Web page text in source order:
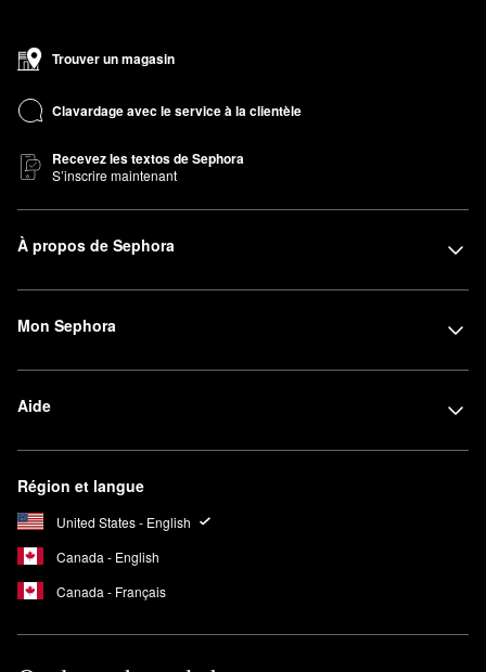
Trouver un magasin
Clavardage avec le service à la clientèle
Recevez les textos de Sephora
S’inscrire maintenant
À propos de Sephora
Mon Sephora
Aide
Région et langue
United States - English
Canada - English
Canada - Français